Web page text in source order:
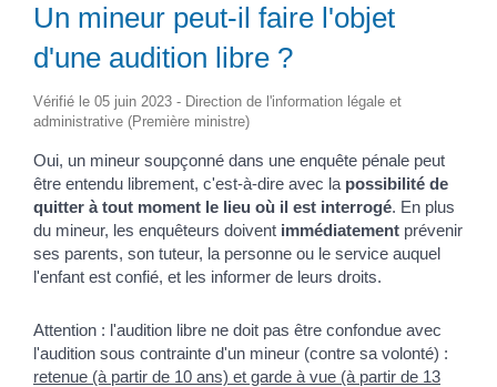
Un mineur peut-il faire l'objet
d'une audition libre ?
Vérifié le 05 juin 2023 - Direction de l'information légale et
administrative (Première ministre)
Oui, un mineur soupçonné dans une enquête pénale peut
être entendu librement, c'est-à-dire avec la possibilité de
quitter à tout moment le lieu où il est interrogé. En plus
du mineur, les enquêteurs doivent immédiatement prévenir
ses parents, son tuteur, la personne ou le service auquel
l'enfant est confié, et les informer de leurs droits.
Attention : l'audition libre ne doit pas être confondue avec
l'audition sous contrainte d'un mineur (contre sa volonté) :
retenue (à partir de 10 ans) et garde à vue (à partir de 13